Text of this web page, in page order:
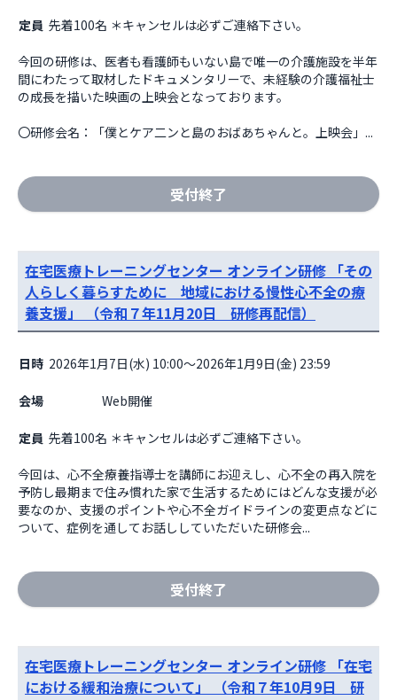
定員 先着100名 ＊キャンセルは必ずご連絡下さい。
今回の研修は、医者も看護師もいない島で唯一の介護施設を半年
間にわたって取材したドキュメンタリーで、未経験の介護福祉士
の成長を描いた映画の上映会となっております。
〇研修会名：「僕とケア二ンと島のおばあちゃんと。上映会」...
受付終了
在宅医療トレーニングセンター オンライン研修 「その
人らしく暮らすために 地域における慢性心不全の療
養支援」 （令和７年11月20日 研修再配信）
日時 2026年1月7日(水) 10:00～2026年1月9日(金) 23:59
会場
定員 先着100名 ＊キャンセルは必ずご連絡下さい。
今回は、心不全療養指導士を講師にお迎えし、心不全の再入院を
予防し最期まで住み慣れた家で生活するためにはどんな支援が必
要なのか、支援のポイントや心不全ガイドラインの変更点などに
ついて、症例を通してお話ししていただいた研修会...
受付終了
在宅医療トレーニングセンター オンライン研修 「在宅
における緩和治療について」 （令和７年10月9日 研